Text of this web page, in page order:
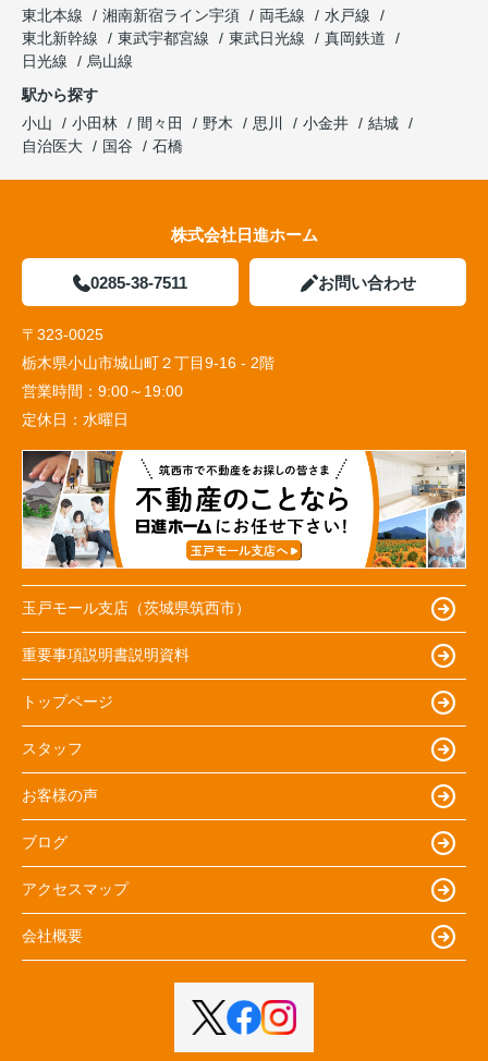
東北本線
湘南新宿ライン宇須 両毛線
水戸線
東北新幹線
東武宇都宮線 東武日光線
真岡鉄道
日光線
烏山線
駅から探す
小山
小田林 間々田 野木 思川 小金井
結城
自治医大
国谷 石橋
株式会社日進ホーム
0285-38-7511 お問い合わせ
〒323-0025
栃木県小山市城山町２丁目9-16 - 2階
営業時間： 9:00～19:00
定休日： 水曜日
玉戸モール支店（茨城県筑西市）
重要事項説明書説明資料
トップページ
スタッフ
お客様の声
ブログ
アクセスマップ
会社概要